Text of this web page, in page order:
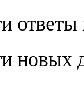
новых